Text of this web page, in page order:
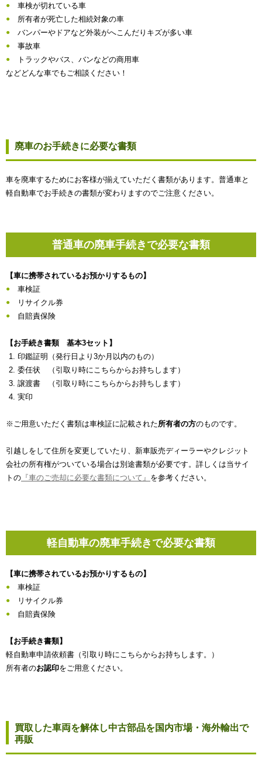
車検が切れている車
所有者が死亡した相続対象の車
バンパーやドアなど外装がへこんだりキズが多い車
事故車
トラックやバス、バンなどの商用車
などどんな車でもご相談ください！
廃車のお手続きに必要な書類
車を廃車するためにお客様が揃えていただく書類があります。普通車と
軽自動車でお手続きの書類が変わりますのでご注意ください。
普通車の廃車手続きで必要な書類
【車に携帯されているお預かりするもの】
車検証
リサイクル券
自賠責保険
【お手続き書類 基本3セット】
印鑑証明（発行日より3か月以内のもの）
委任状 （引取り時にこちらからお持ちします）
譲渡書 （引取り時にこちらからお持ちします）
実印
※ご用意いただく書類は車検証に記載された所有者の方のものです。
引越しをして住所を変更していたり、新車販売ディーラーやクレジット
会社の所有権がついている場合は別途書類が必要です。詳しくは当サイ
トの 『車のご売却に必要な書類について』 を参考ください。
軽自動車の廃車手続きで必要な書類
【車に携帯されているお預かりするもの】
車検証
リサイクル券
自賠責保険
【お手続き書類】
軽自動車申請依頼書（引取り時にこちらからお持ちします。）
所有者のお認印をご用意ください。
買取した車両を解体し中古部品を国内市場・海外輸出で
再販